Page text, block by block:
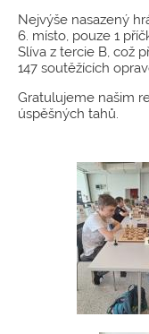
Nejvýše nasazený
6. místo, pouze 1
Slíva z tercie B, což
147 soutěžících
Gratulujeme našim
úspěšných tahů.